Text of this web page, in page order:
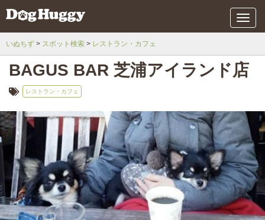
メ
ニ
いぬちず スポット検索 レストラン・カフェ
BAGUS BAR 芝浦アイランド店
レストラン・カフェ